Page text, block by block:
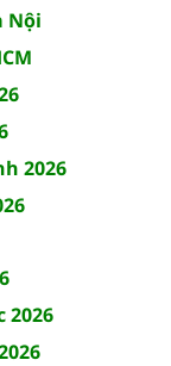
Nội
2026
2026